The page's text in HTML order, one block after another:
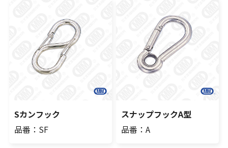
Sカンフック
品番：SF
スナップフックA型
品番：A